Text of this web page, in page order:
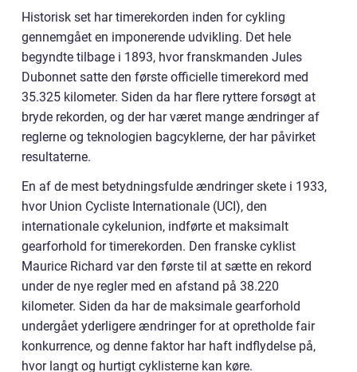
Historisk set har timerekorden inden for cykling
gennemgået en imponerende udvikling. Det hele
begyndte tilbage i 1893, hvor franskmanden Jules
Dubonnet satte den første officielle timerekord med
35.325 kilometer. Siden da har flere ryttere forsøgt at
bryde rekorden, og der har været mange ændringer af
reglerne og teknologien bagcyklerne, der har påvirket
resultaterne.
En af de mest betydningsfulde ændringer skete i 1933,
hvor Union Cycliste Internationale (UCI), den
internationale cykelunion, indførte et maksimalt
gearforhold for timerekorden. Den franske cyklist
Maurice Richard var den første til at sætte en rekord
under de nye regler med en afstand på 38.220
kilometer. Siden da har de maksimale gearforhold
undergået yderligere ændringer for at opretholde fair
konkurrence, og denne faktor har haft indflydelse på,
hvor langt og hurtigt cyklisterne kan køre.